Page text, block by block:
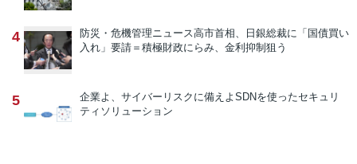
4 防災・危機管理ニュース高市首相、日銀総裁に「国債買い
入れ」要請＝積極財政にらみ、金利抑制狙う
5 企業よ、サイバーリスクに備えよ SDNを使ったセキュリ
ティソリューション